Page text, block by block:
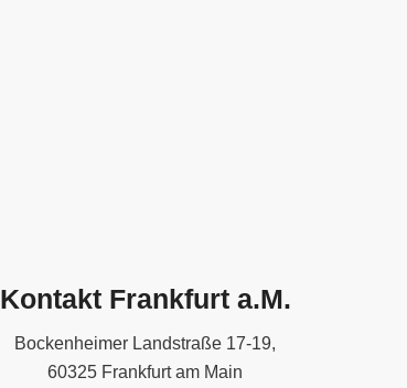
Kontakt Frankfurt a.M.
Bockenheimer Landstraße 17-19,
60325 Frankfurt am Main